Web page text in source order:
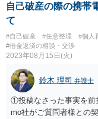
自己破産の際の携帯
て
#自己破産 #任意整理 #個人
#借金返済の相談・交渉
2023年08月15日(火)
鈴木 理司 弁護士
①投稿なさった事実を前
mo社がご質問者様との